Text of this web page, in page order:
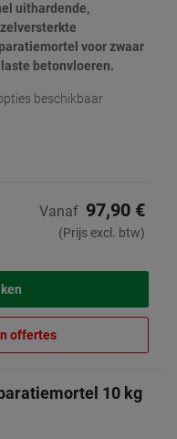
uithardende,
voor zwaar
betonvloeren.
beschikbaar
Vanaf 97,90 €
(Prijs excl. btw)
offertes
10 kg